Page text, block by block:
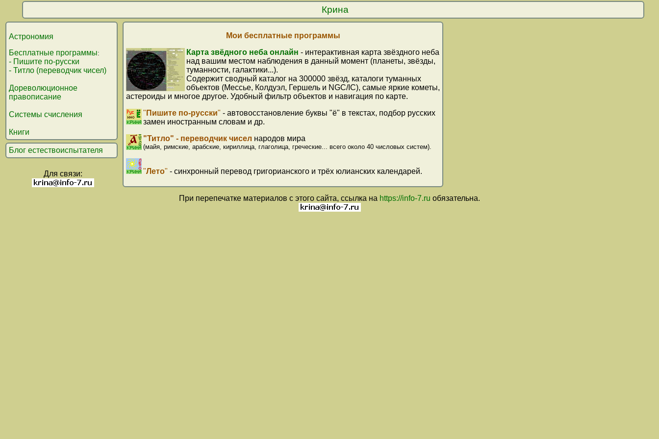
Крина
Астрономия
Бесплатные программы:
- Пишите по-русски
- Титло (переводчик чисел)
Дореволюционное
правописание
Системы счисления
Книги
Блог естествоиспытателя
Для связи:
Мои бесплатные программы
Карта звёдного неба онлайн - интерактивная карта звёздного неба
над вашим местом наблюдения в данный момент (планеты, звёзды,
туманности, галактики...).
Содержит сводный каталог на 300000 звёзд, каталоги туманных
объектов (Мессье, Колдуэл, Гершель и NGC/IC), самые яркие кометы,
астероиды и многое другое. Удобный фильтр объектов и навигация по карте.
" Пишите по-русски" - автовосстановление буквы "ё" в текстах, подбор русских
замен иностранным словам и др.
"Титло" - переводчик чисел народов мира
(майя, римские, арабские, кириллица, глаголица, греческие... всего около 40 числовых систем).
"Лето" - синхронный перевод григорианского и трёх юлианских календарей.
При перепечатке материалов с этого сайта, ссылка на https://info-7.ru обязательна.